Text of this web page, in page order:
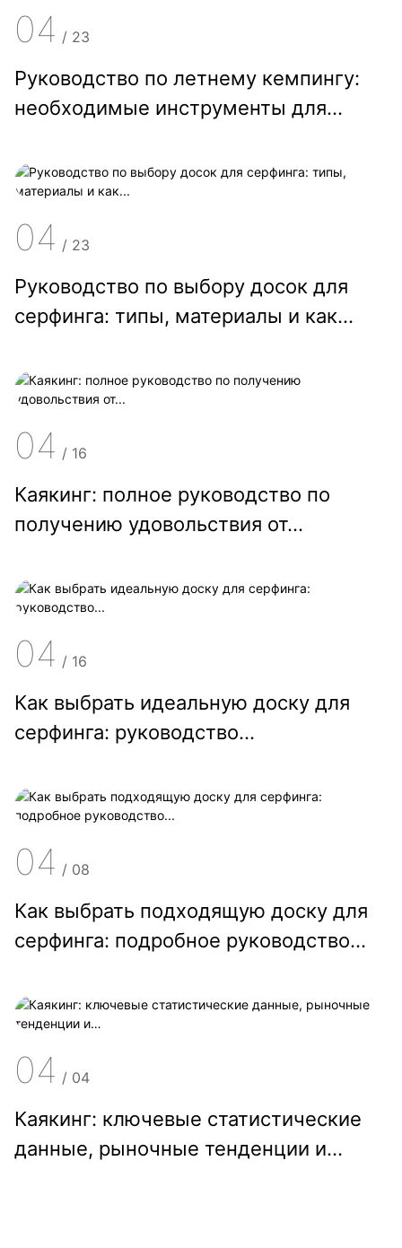
04 / 23
Руководство по летнему кемпингу:
необходимые инструменты для...
04 / 23
Руководство по выбору досок для
серфинга: типы, материалы и как...
04 / 16
Каякинг: полное руководство по
получению удовольствия от...
04 / 16
Как выбрать идеальную доску для
серфинга: руководство...
04 / 08
Как выбрать подходящую доску для
серфинга: подробное руководство...
04 / 04
Каякинг: ключевые статистические
данные, рыночные тенденции и…